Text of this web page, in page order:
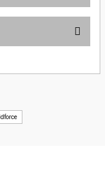
kullanarak tarafımıza